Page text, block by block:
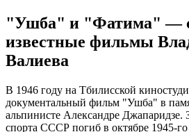
"Ушба" и "Фатима" —
известные фильмы
Валиева
В 1946 году на Тбилисской
документальный фильм "Ушба" в
альпинисте Александре Джапаридзе.
спорта СССР погиб в октябре 1945-го